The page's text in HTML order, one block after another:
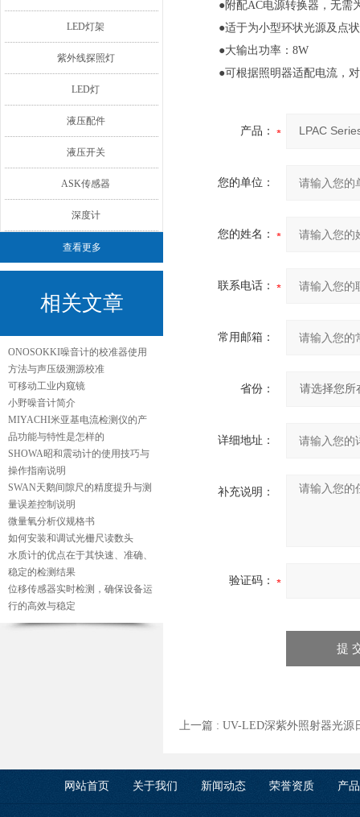
LED灯架
紫外线探照灯
LED灯
液压配件
液压开关
ASK传感器
深度计
查看更多
相关文章
ONOSOKKI噪音计的校准器使用
方法与声压级溯源校准
可移动工业内窥镜
小野噪音计简介
MIYACHI米亚基电流检测仪的产
品功能与特性是怎样的
SHOWA昭和震动计的使用技巧与
操作指南说明
SWAN天鹅间隙尺的精度提升与测
量误差控制说明
微量氧分析仪规格书
如何安装和调试光栅尺读数头
水质计的优点在于其快速、准确、
稳定的检测结果
位移传感器实时检测，确保设备运
行的高效与稳定
●附配AC电源转换器，无需
●适于为小型环状光源及点
●大输出功率：8W
●可根据照明器适配电流，
产品：
您的单位：
您的姓名：
联系电话：
常用邮箱：
省份：
详细地址：
补充说明：
验证码：
上一篇 : UV-LED深紫外照射器光源
网站首页 关于我们 新闻动态 荣誉资质 产